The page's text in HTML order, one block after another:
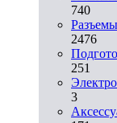
740
2476
251
3